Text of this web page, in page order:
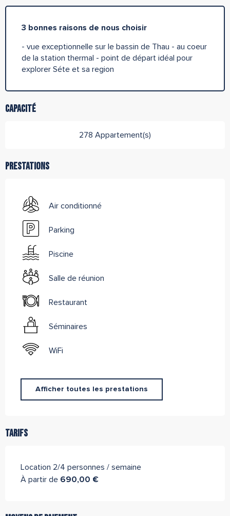
3 bonnes raisons de nous choisir
- vue exceptionnelle sur le bassin de Thau - au coeur
de la station thermal - point de départ idéal pour
explorer Séte et sa region
Capacité
278 Appartement(s)
Prestations
Air conditionné
Parking
Piscine
Salle de réunion
Restaurant
Séminaires
WiFi
Afficher toutes les prestations
Tarifs
Location 2/4 personnes / semaine
À partir de 690,00 €